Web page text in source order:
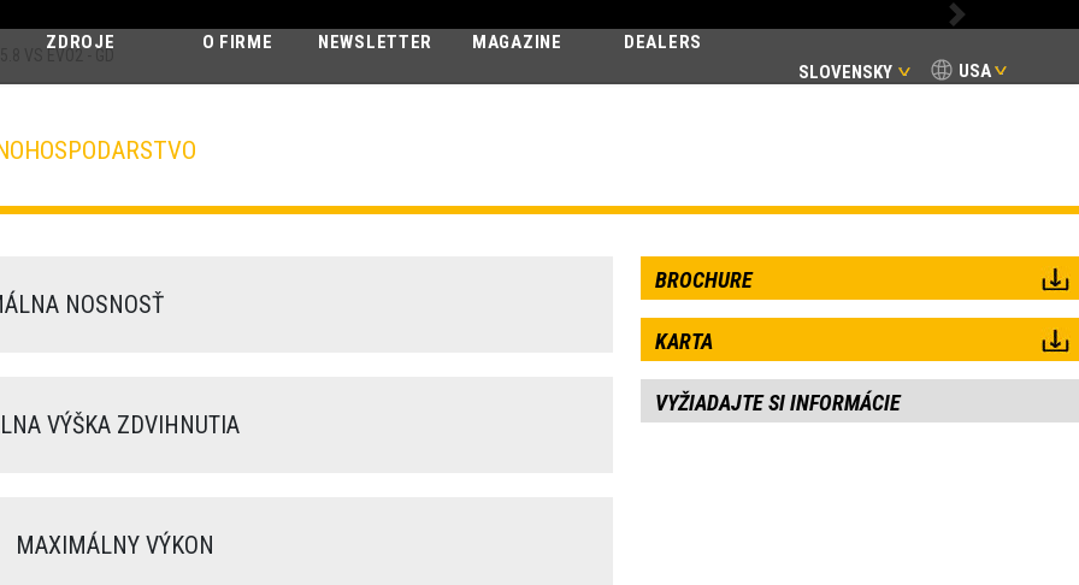
USA
SLOVENSKY
NEWSLETTER MAGAZINE DEALERS
ZDROJE O FIRME
Next
AGRI MAX
NOSNOSŤ
VÝŠKA ZDVIHNUTIA
MAXIMÁLNY VÝKON
BROCHURE
KARTA
VYŽIADAJTE SI INFORMÁCIE